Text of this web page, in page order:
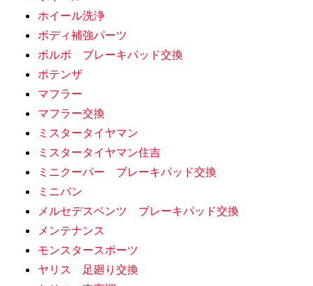
ホイール洗浄
ボディ補強パーツ
ボルボ ブレーキパッド交換
ポテンザ
マフラー
マフラー交換
ミスタータイヤマン
ミスタータイヤマン住吉
ミニクーパー ブレーキパッド交換
ミニバン
メルセデスベンツ ブレーキパッド交換
メンテナンス
モンスタースポーツ
ヤリス 足廻り交換